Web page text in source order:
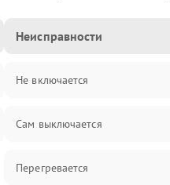
Неисправности
Не включается
Сам выключается
Перегревается